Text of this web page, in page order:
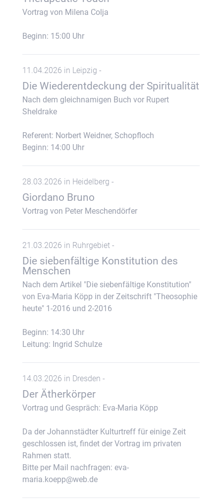
Vortrag von Milena Colja
Beginn: 15:00 Uhr
11.04.2026 in Leipzig -
Die Wiederentdeckung der Spiritualität
Nach dem gleichnamigen Buch vor Rupert
Sheldrake
Referent: Norbert Weidner, Schopfloch
Beginn: 14:00 Uhr
28.03.2026 in Heidelberg -
Giordano Bruno
Vortrag von Peter Meschendörfer
21.03.2026 in Ruhrgebiet -
Die siebenfältige Konstitution des
Menschen
Nach dem Artikel "Die siebenfältige Konstitution"
von Eva-Maria Köpp in der Zeitschrift "Theosophie
heute" 1-2016 und 2-2016
Beginn: 14:30 Uhr
Leitung: Ingrid Schulze
14.03.2026 in Dresden -
Der Ätherkörper
Vortrag und Gespräch: Eva-Maria Köpp
Da der Johannstädter Kulturtreff für einige Zeit
geschlossen ist, findet der Vortrag im privaten
Rahmen statt.
Bitte per Mail nachfragen: eva-
maria.koepp@web.de